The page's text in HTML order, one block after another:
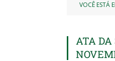
VOCÊ ESTÁ
ATA DA